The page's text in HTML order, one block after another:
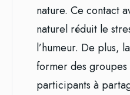
nature. Ce contact
naturel réduit le
l’humeur. De plus,
former des
participants à